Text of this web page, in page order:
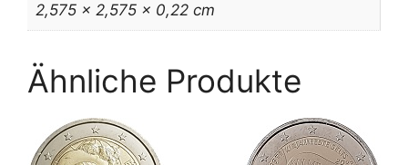
2,575 × 2,575 × 0,22 cm
Ähnliche Produkte